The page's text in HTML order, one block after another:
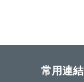
常用連結